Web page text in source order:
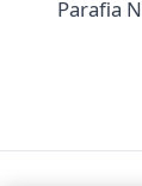
Parafia